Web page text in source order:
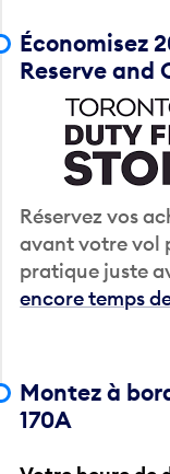
Reserve and
Réservez vos
avant votre vol
pratique juste
encore temps
170A